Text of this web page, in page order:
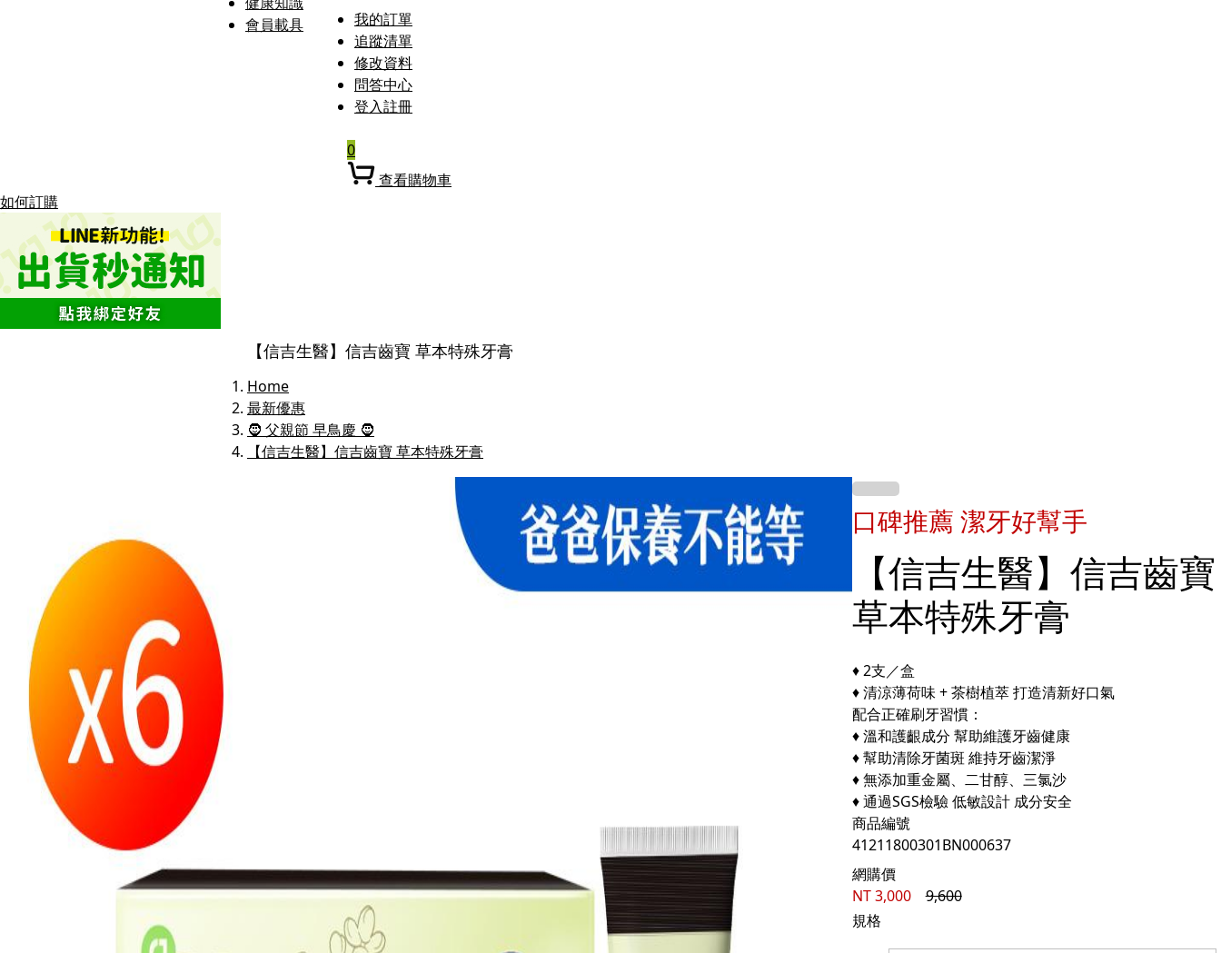
會員載具
我的訂單
追蹤清單
修改資料
問答中心
登入註冊
0
查看購物車
如何訂購
【信吉生醫】信吉齒寶 草本特殊牙膏
Home
最新優惠
🧔 父親節 早鳥慶 🧔
【信吉生醫】信吉齒寶 草本特殊牙膏
口碑推薦 潔牙好幫手
【信吉生醫】信吉齒寶
草本特殊牙膏
♦ 2支／盒
♦ 清涼薄荷味 + 茶樹植萃 打造清新好口氣
配合正確刷牙習慣：
♦ 溫和護齦成分 幫助維護牙齒健康
♦ 幫助清除牙菌斑 維持牙齒潔淨
♦ 無添加重金屬、二甘醇、三氯沙
♦ 通過SGS檢驗 低敏設計 成分安全
商品編號
41211800301BN000637
網購價
NT3,000
9,600
規格